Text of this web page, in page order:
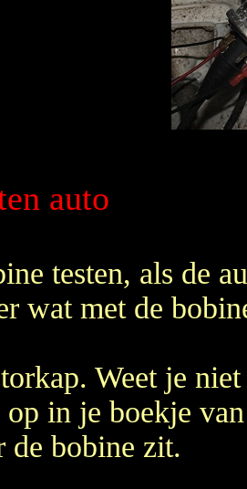
auto
testen, als de
wat met de
Weet je
op in je boekje
de bobine zit.